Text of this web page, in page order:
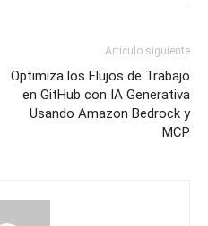
Artículo siguiente
Optimiza los Flujos de Trabajo
en GitHub con IA Generativa
Usando Amazon Bedrock y
MCP